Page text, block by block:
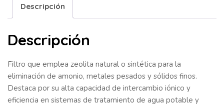
Descripción
Descripción
Filtro que emplea zeolita natural o sintética para la
eliminación de amonio, metales pesados y sólidos finos.
Destaca por su alta capacidad de intercambio iónico y
eficiencia en sistemas de tratamiento de agua potable y